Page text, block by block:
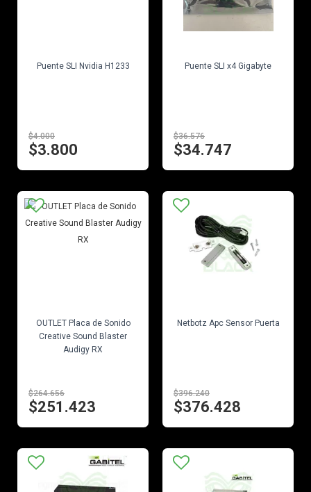
Puente SLI Nvidia H1233
$4.000
$3.800
Puente SLI x4 Gigabyte
$36.576
$34.747
OUTLET Placa de Sonido
Creative Sound Blaster
Audigy RX
$264.656
$251.423
Netbotz Apc Sensor Puerta
$396.240
$376.428